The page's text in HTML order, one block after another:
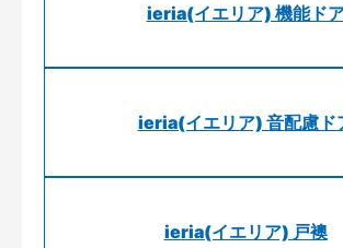
ieria(イエリア) 機能ド
ieria(イエリア) 音配慮ド
ieria(イエリア) 戸襖